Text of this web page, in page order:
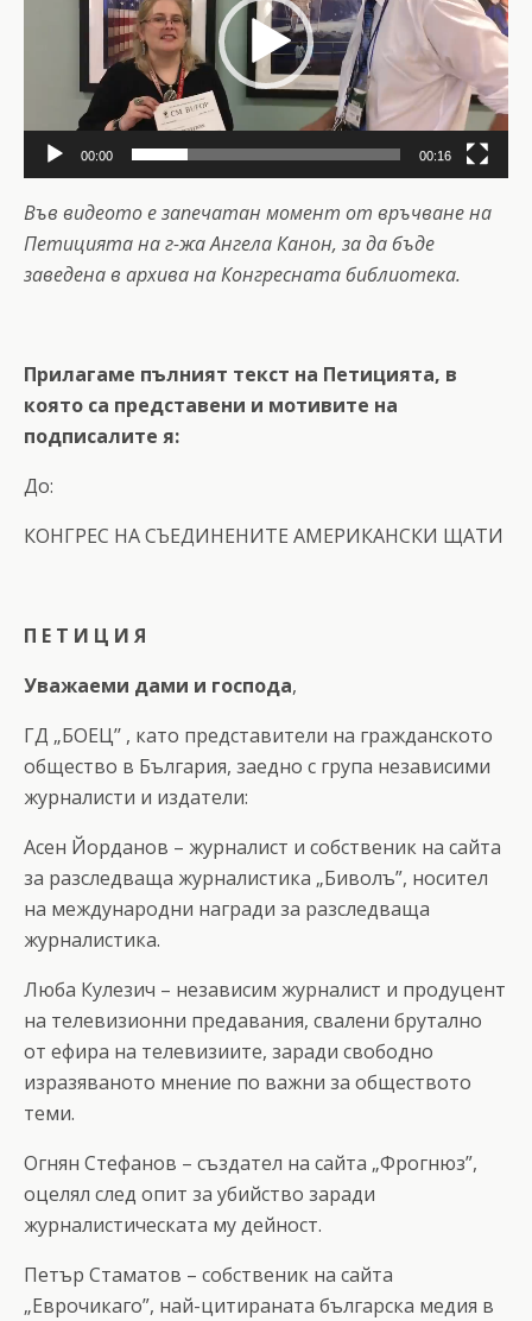
00:00 00:16
Във видеото е запечатан момент от връчване на
Петицията на г-жа Ангела Канон, за да бъде
заведена в архива на Конгресната библиотека.
Прилагаме пълният текст на Петицията, в
която са представени и мотивите на
подписалите я:
Дo:
КОНГРЕС НА СЪЕДИНЕНИТЕ АМЕРИКАНСКИ ЩАТИ
П Е Т И Ц И Я
Уважаеми дами и господа,
ГД „БОЕЦ’’ , като представители на гражданското
общество в България, заедно с група независими
журналисти и издатели:
Асен Йорданов – журналист и собственик на сайта
за разследваща журналистика „Биволъ”, носител
на международни награди за разследваща
журналистика.
Люба Кулезич – независим журналист и продуцент
на телевизионни предавания, свалени брутално
от ефира на телевизиите, заради свободно
изразяваното мнение по важни за обществото
теми.
Огнян Стефанов – създател на сайта „Фрогнюз”,
оцелял след опит за убийство заради
журналистическата му дейност.
Петър Стаматов – собственик на сайта
„Еврочикаго”, най-цитираната българска медия в